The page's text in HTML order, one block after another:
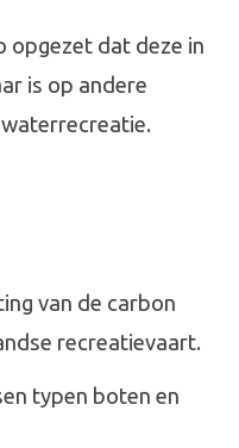
opgezet dat deze in
is op andere
van de carbon
recreatievaart.
typen boten en